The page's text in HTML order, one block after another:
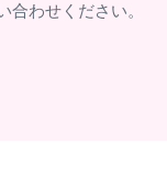
わせください。